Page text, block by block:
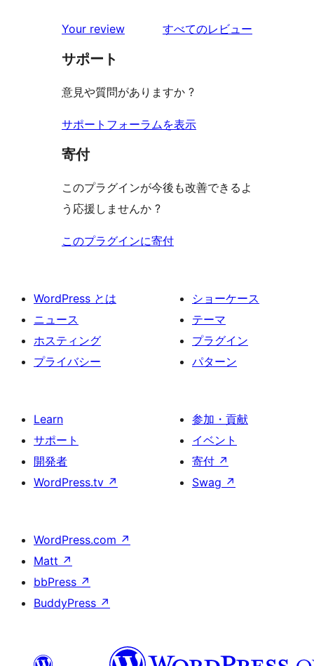
ー
ュ
ー
ビ
ュ
レ
ビ
ー
星
レ
ュ
ー
Your review すべてのレビュー
サポート
意見や質問がありますか ?
サポートフォーラムを表示
寄付
このプラグインが今後も改善できるよ
う応援しませんか ?
このプラグインに寄付
WordPress とは
ニュース
ホスティング
プライバシー
ショーケース
テーマ
プラグイン
パターン
Learn
サポート
開発者
WordPress.tv ↗
参加・貢献
イベント
寄付 ↗
Swag ↗
WordPress.com ↗
Matt ↗
bbPress ↗
BuddyPress ↗